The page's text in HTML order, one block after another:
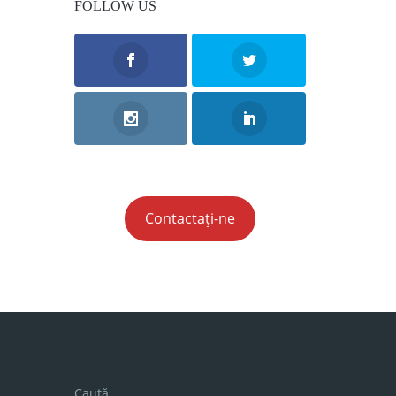
FOLLOW US
Contactați-ne
Caută